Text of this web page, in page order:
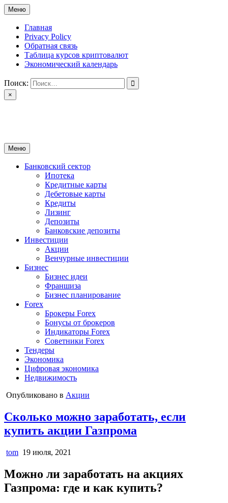
Перейти
к
содержимому
Меню
Главная
Privacy Policy
Обратная связь
Таблица курсов криптовалют
Экономический календарь
Поиск:
×
Меню
Банковский сектор
Ипотека
Кредитные карты
Дебетовые карты
Кредиты
Лизинг
Депозиты
Банковские депозиты
Инвестиции
Акции
Венчурные инвестиции
Бизнес
Бизнес идеи
Франшиза
Бизнес планирование
Forex
Брокеры Forex
Бонусы от брокеров
Индикаторы Forex
Советники Forex
Тендеры
Экономика
Цифровая экономика
Недвижимость
Опубликовано в Акции
Сколько можно заработать, если
купить акции Газпрома
tom 19 июля, 2021
Можно ли заработать на акциях
Газпрома: где и как купить?